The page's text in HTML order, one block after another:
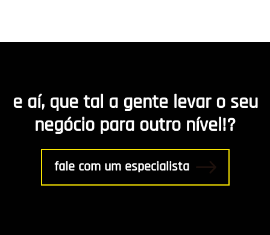
Desenvolvimento de app
R8 Indica
Gestão
e aí, que tal a gente levar o seu
negócio para outro nível!?
fale com um especialista